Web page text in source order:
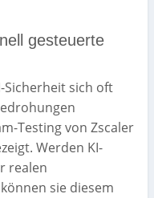
gesteuerte
Sicherheit sich oft
Testing von Zscaler
Werden KI-
realen
sie diesem